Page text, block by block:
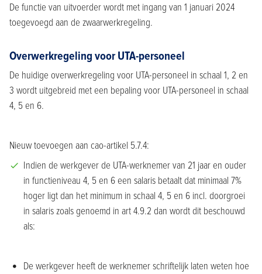
De functie van uitvoerder wordt met ingang van 1 januari 2024
toegevoegd aan de zwaarwerkregeling.
Overwerkregeling voor UTA-personeel
De huidige overwerkregeling voor UTA-personeel in schaal 1, 2 en
3 wordt uitgebreid met een bepaling voor UTA-personeel in schaal
4, 5 en 6.
Nieuw toevoegen aan cao-artikel 5.7.4:
Indien de werkgever de UTA-werknemer van 21 jaar en ouder
in functieniveau 4, 5 en 6 een salaris betaalt dat minimaal 7%
hoger ligt dan het minimum in schaal 4, 5 en 6 incl. doorgroei
in salaris zoals genoemd in art 4.9.2 dan wordt dit beschouwd
als:
De werkgever heeft de werknemer schriftelijk laten weten hoe